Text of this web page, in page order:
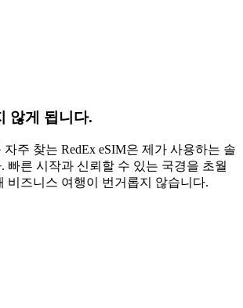
않게 됩니다.
주 찾는 RedEx eSIM은 제가 사용하는 솔
빠른 시작과 신뢰할 수 있는 국경을 초월
비즈니스 여행이 번거롭지 않습니다.